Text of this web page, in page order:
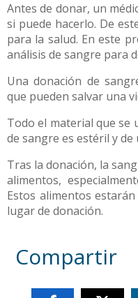
Antes de donar, un
si puede hacerlo. De
para la salud. En este
análisis de sangre para
Una donación de
que pueden salvar una
Todo el material que se
de sangre es estéril y de
Tras la donación, la
alimentos,
Estos alimentos
lugar de donación.
Compartir